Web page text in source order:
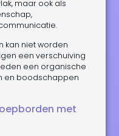
maar ook als
kan niet worden
een verschuiving
een organische
en boodschappen
met